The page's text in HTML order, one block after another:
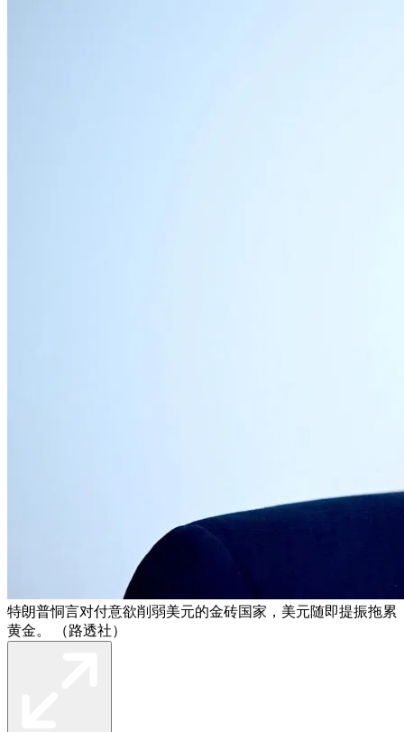
特朗普恫言对付意欲削弱美元的金砖国家，美元随即提振拖累
黄金。 （路透社）